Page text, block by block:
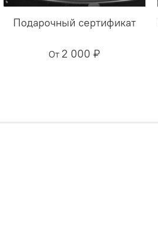
Подарочный сертификат
От 2 000 ₽